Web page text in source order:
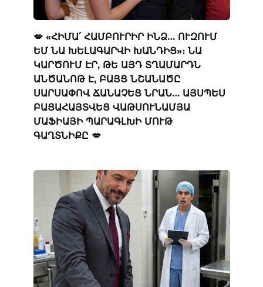
💋 «ՀԻՄԱ՛ ՀԱՄԲՈՒՐԻՐ ԻՆՁ… ՈՒԶՈՒՄ
ԵՄ ՆԱ ԽԵԼԱԳԱՐՎԻ ԽԱՆԴԻՑ»։ ՆԱ
ԿԱՐԾՈՒՄ ԷՐ, ԹԵ ԱՅԴ ՏՂԱՄԱՐԴՆ
ԱՆԾԱՆՈԹ Է, ԲԱՅՑ ՆՇԱՆԱԾԸ
ՍԱՐՍԱՓՈՎ ՃԱՆԱՉԵՑ ՆՐԱՆ… ԱՅՍՊԵՍ
ԲԱՑԱՀԱՅՏՎԵՑ ՎԱԹՍՈՒՆԱՄՅԱ
ՄԱՖԻԱՅԻ ՊԱՐԱԳԼԽԻ ՄՈՒԹ
ԳԱՂՏՆԻՔԸ 💋